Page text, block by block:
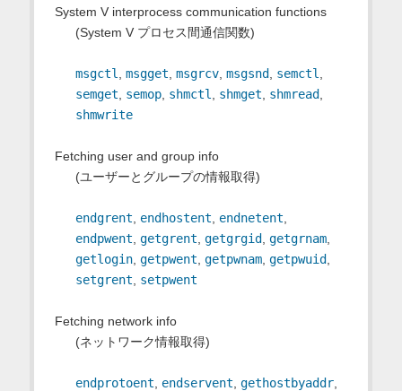
System V interprocess communication functions
(System V プロセス間通信関数)
msgctl, msgget, msgrcv, msgsnd, semctl,
semget, semop, shmctl, shmget, shmread,
shmwrite
Fetching user and group info
(ユーザーとグループの情報取得)
endgrent, endhostent, endnetent,
endpwent, getgrent, getgrgid, getgrnam,
getlogin, getpwent, getpwnam, getpwuid,
setgrent, setpwent
Fetching network info
(ネットワーク情報取得)
endprotoent, endservent, gethostbyaddr,